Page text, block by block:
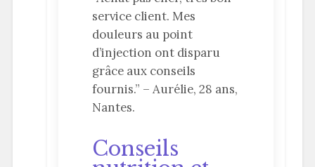
service client. Mes
douleurs au point
d’injection ont disparu
grâce aux conseils
fournis.” – Aurélie, 28 ans,
Nantes.
Conseils